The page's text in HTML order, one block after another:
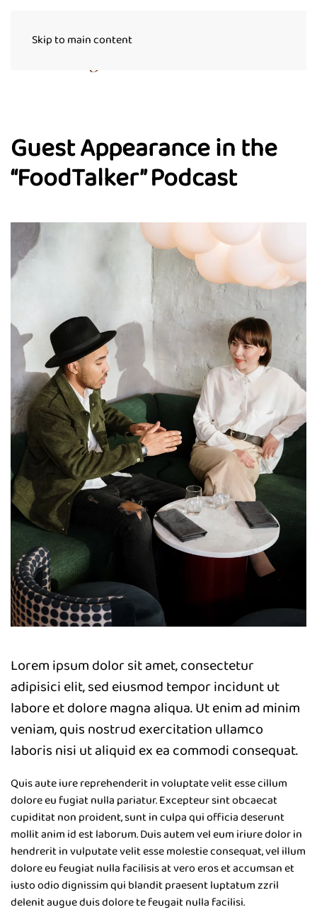
Skip to main content
Guest Appearance in the
“FoodTalker” Podcast
Lorem ipsum dolor sit amet, consectetur
adipisici elit, sed eiusmod tempor incidunt ut
labore et dolore magna aliqua. Ut enim ad minim
veniam, quis nostrud exercitation ullamco
laboris nisi ut aliquid ex ea commodi consequat.
Quis aute iure reprehenderit in voluptate velit esse cillum
dolore eu fugiat nulla pariatur. Excepteur sint obcaecat
cupiditat non proident, sunt in culpa qui officia deserunt
mollit anim id est laborum. Duis autem vel eum iriure dolor in
hendrerit in vulputate velit esse molestie consequat, vel illum
dolore eu feugiat nulla facilisis at vero eros et accumsan et
iusto odio dignissim qui blandit praesent luptatum zzril
delenit augue duis dolore te feugait nulla facilisi.